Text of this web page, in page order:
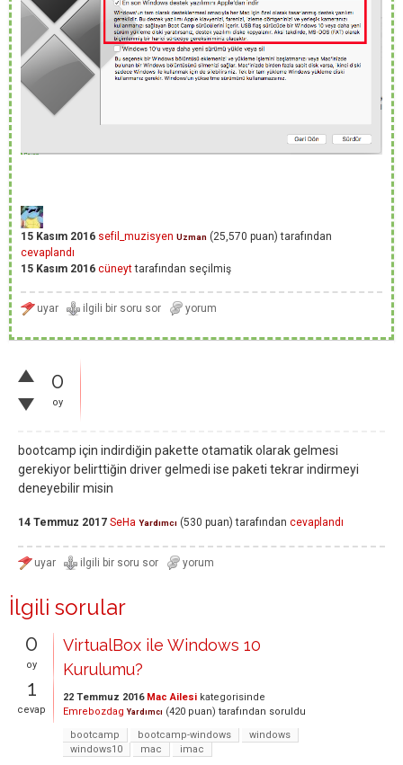
15 Kasım 2016 sefil_muzisyen Uzman (25,570 puan) tarafından
cevaplandı
15 Kasım 2016 cüneyttarafından seçilmiş
0
oy
bootcamp için indirdiğin pakette otamatik olarak gelmesi
gerekiyor belirttiğin driver gelmedi ise paketi tekrar indirmeyi
deneyebilir misin
14 Temmuz 2017 SeHa Yardımcı (530 puan) tarafından cevaplandı
İlgili sorular
0
oy
1
cevap
VirtualBox ile Windows 10
Kurulumu?
22 Temmuz 2016 Mac Ailesi kategorisinde
Emrebozdag Yardımcı (420 puan) tarafından soruldu
bootcamp
bootcamp-windows
windows
windows10
mac imac